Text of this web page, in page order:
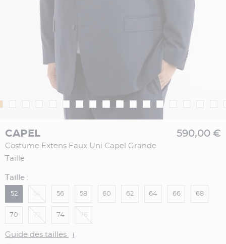
CAPEL
Costume Extens Faux Uni Capel Grande
Taille
590,00 €
Taille :
52 56 58 60 62 64 66 68
70 74
Guide des tailles i